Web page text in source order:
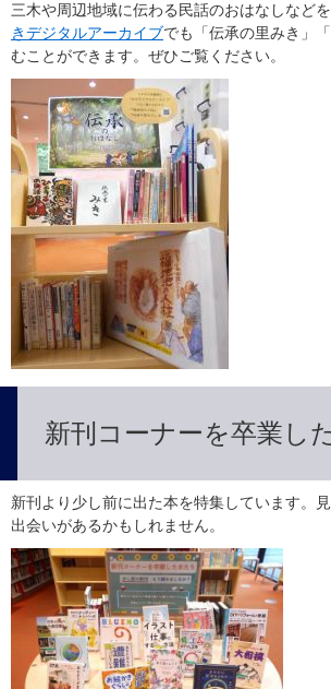
三木や周辺地域に伝わる民話のおはなしなどを
きデジタルアーカイブでも「伝承の里みき」
むことができます。ぜひご覧ください。
新刊コーナーを卒業し
新刊より少し前に出た本を特集しています。
出会いがあるかもしれません。